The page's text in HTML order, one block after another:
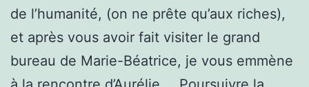
de l’humanité, (on ne prête qu’aux riches),
et après vous avoir fait visiter le grand
bureau de Marie-Béatrice, je vous emmène